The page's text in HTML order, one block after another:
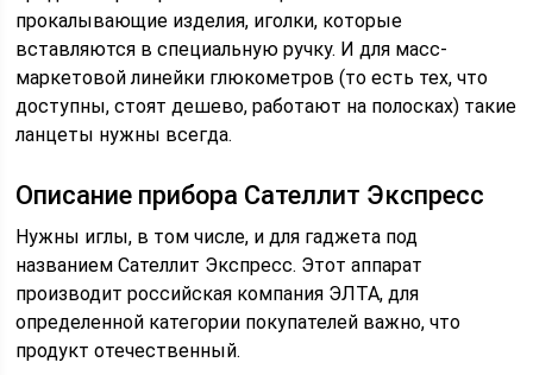
прокалывающие изделия, иголки, которые
вставляются в специальную ручку. И для масс-
маркетовой линейки глюкометров (то есть тех, что
доступны, стоят дешево, работают на полосках) такие
ланцеты нужны всегда.
Описание прибора Сателлит Экспресс
Нужны иглы, в том числе, и для гаджета под
названием Сателлит Экспресс. Этот аппарат
производит российская компания ЭЛТА, для
определенной категории покупателей важно, что
продукт отечественный.